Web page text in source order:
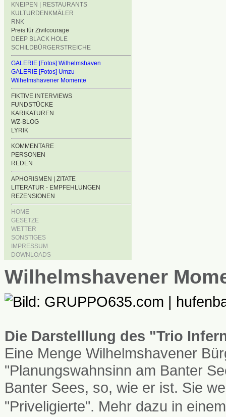
KNEIPEN | RESTAURANTS
KULTURDENKMÄLER
RNK
Preis für Zivilcourage
DEEP BLACK HOLE
SCHILDBÜRGERSTREICHE
GALERIE [Fotos] Wilhelmshaven
GALERIE [Fotos] Umzu
Wilhelmshavener Momente
FIKTIVE INTERVIEWS
FUNDSTÜCKE
KARIKATUREN
WZ-BLOG
LYRIK
KOMMENTARE
PERSONEN
REDEN
APHORISMEN | ZITATE
LITERATUR - EMPFEHLUNGEN
REZENSIONEN
HOME
GESETZE
WETTER
SONSTIGES
IMPRESSUM
DOWNLOADS
Wilhelmshavener
Die Darstelllung des "Trio
Eine Menge Wilhelmshavener
"Planungswahnsinn am Banter
Banter Sees, so, wie er ist. Sie
"Priveligierte". Mehr dazu in